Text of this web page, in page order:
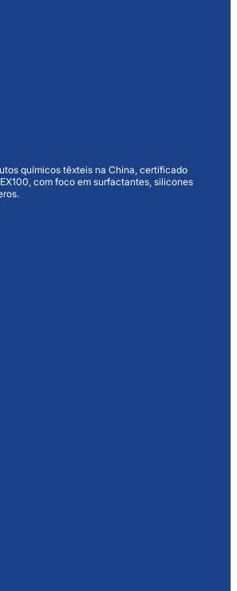
químicos têxteis na China, certificado
com foco em surfactantes, silicones